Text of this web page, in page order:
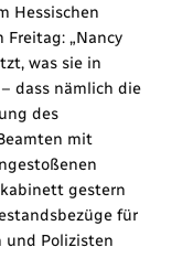
Hessischen
„Nancy
was sie in
dass nämlich die
des
mit
gestern
für
und Polizisten